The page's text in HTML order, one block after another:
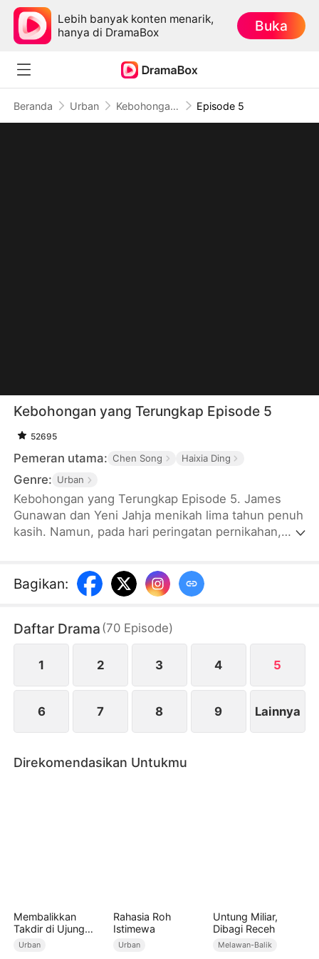
Lebih banyak konten menarik,
hanya di DramaBox
Buka
Beranda Urban Kebohongan yang Terungkap Episode 5
Kebohongan yang Terungkap Episode 5
52695
Pemeran utama: Chen Song Haixia Ding
Genre: Urban
Kebohongan yang Terungkap Episode 5. James
Gunawan dan Yeni Jahja menikah lima tahun penuh
kasih. Namun, pada hari peringatan pernikahan,
Ternyata, Yeni menunggu Yansen mencapai usia
legal untuk mendaftarkan pernikahan mereka. Hati
Namun, dia diracuni dan diserang oleh orang
suruhan Yansen, dan semuanya terlambat ketika
Yessica akhirnya mengetahui kebenaran.
Bagikan:
Daftar Drama (70 Episode)
1 2 3 4 5
6 7 8 9 Lainnya
Direkomendasikan Untukmu
Membalikkan
Takdir di Ujung
Waktu (Sulih Suara)
Urban
Rahasia Roh
Istimewa
Urban
Untung Miliar,
Dibagi Receh
Melawan-Balik